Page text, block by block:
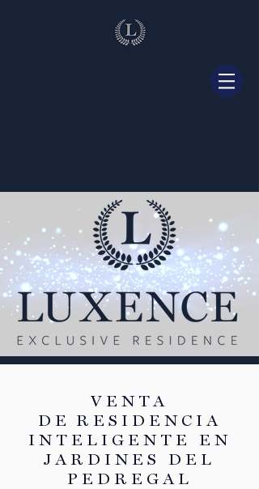
VENTA
DE RESIDENCIA
INTELIGENTE EN
JARDINES DEL
PEDREGAL